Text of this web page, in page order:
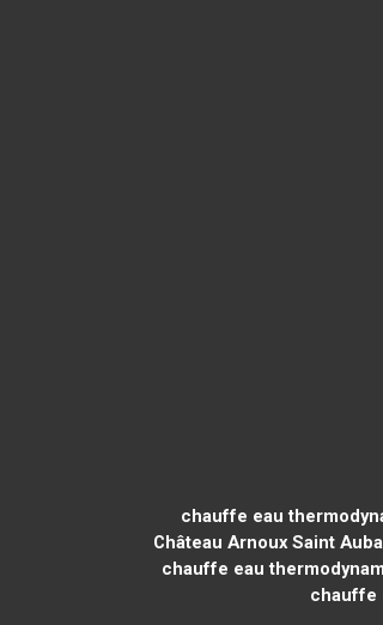
chauffe eau
Château Arnoux Saint
chauffe eau
chauffe